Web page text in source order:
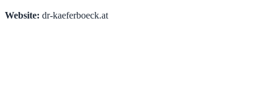
Website: dr-kaeferboeck.at